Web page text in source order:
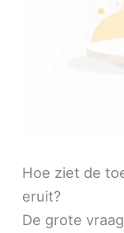
Hoe ziet de
eruit?
De grote